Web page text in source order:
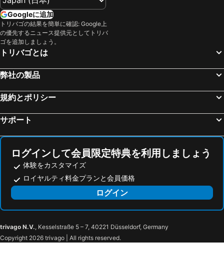
皆生温泉
高野山
大阪城ホール
奈良駅
弁天町駅
白浜温泉
京橋駅
アドベンチャーワールド
湯郷温泉
鳥取駅
本町駅
松江駅
伊根の舟屋
万博記念公園
松山駅
西九条駅
岡山後楽園
岡山城
Googleに追加
トリバゴの結果を簡単に確認: Google上
の優先するニュース提供元としてトリバ
ゴを追加しましょう。
トリバゴとは
弊社の製品
規約とポリシー
サポート
ログインして会員限定特典を利用しましょう
体験をカスタマイズ
ロイヤルティ料金プランと会員価格
ログイン
trivago N.V., Kesselstraße 5 – 7, 40221 Düsseldorf, Germany
Copyright 2026 trivago | All rights reserved.